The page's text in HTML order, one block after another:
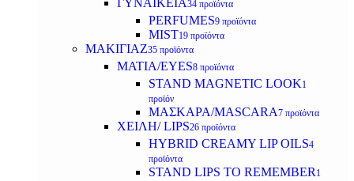
ΓΥΝΑΙΚΕΙΑ34 προϊόντα
PERFUMES9 προϊόντα
MIST19 προϊόντα
ΜΑΚΙΓΙΑΖ35 προϊόντα
ΜΑΤΙΑ/EYES8 προϊόντα
STAND MAGNETIC LOOK1
προϊόν
ΜΑΣΚΑΡΑ/MASCARA7 προϊόντα
ΧΕΙΛΗ/ LIPS26 προϊόντα
HYBRID CREAMY LIP OILS4
προϊόντα
STAND LIPS TO REMEMBER 1